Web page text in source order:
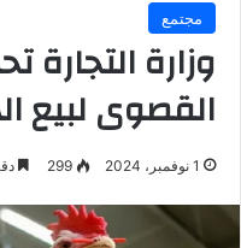
مجتمع
وزارة التجارة
القصوى لبيع
1 نوفمبر، 2024 299